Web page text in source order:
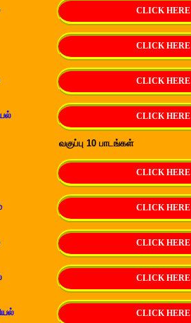
CLICK HERE
CLICK HERE
CLICK HERE
CLICK HERE
வகுப்பு 10 பாடங்கள்
CLICK HERE
CLICK HERE
CLICK HERE
CLICK HERE
CLICK HERE